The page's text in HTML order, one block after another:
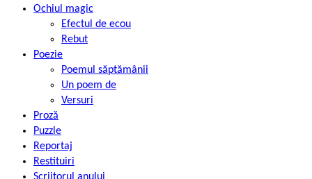
Ochiul magic
Efectul de ecou
Rebut
Poezie
Poemul săptămânii
Un poem de
Versuri
Proză
Puzzle
Reportaj
Restituiri
Scriitorul anului